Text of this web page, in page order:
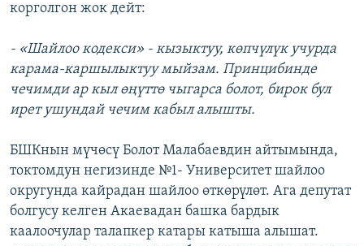
корголгон жок дейт:
- «Шайлоо кодекси» - кызыктуу, көпчүлүк учурда
карама-каршылыктуу мыйзам. Принцибинде
чечимди ар кыл өңүттө чыгарса болот, бирок бул
ирет ушундай чечим кабыл алышты.
БШКнын мүчөсү Болот Малабаевдин айтымында,
токтомдун негизинде №1- Университет шайлоо
округунда кайрадан шайлоо өткөрүлөт. Ага депутат
болгусу келген Акаевадан башка бардык
каалоочулар талапкер катары катыша алышат.